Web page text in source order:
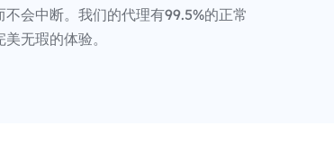
不会中断。我们的代理有99.5%的正常
无瑕的体验。